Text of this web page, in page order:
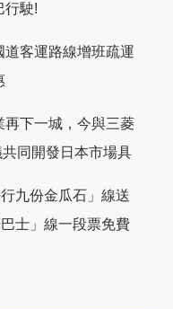
行駛!
道客運路線增班疏運
再下一城，今與三菱
同開發日本市場具
九份金瓜石」線送
士」線一段票免費